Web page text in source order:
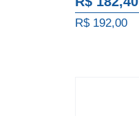
R$ 192,00